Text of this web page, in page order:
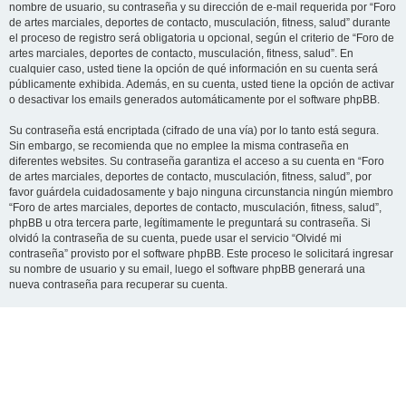
nombre de usuario, su contraseña y su dirección de e-mail requerida por “Foro
de artes marciales, deportes de contacto, musculación, fitness, salud” durante
el proceso de registro será obligatoria u opcional, según el criterio de “Foro de
artes marciales, deportes de contacto, musculación, fitness, salud”. En
cualquier caso, usted tiene la opción de qué información en su cuenta será
públicamente exhibida. Además, en su cuenta, usted tiene la opción de activar
o desactivar los emails generados automáticamente por el software phpBB.
Su contraseña está encriptada (cifrado de una vía) por lo tanto está segura.
Sin embargo, se recomienda que no emplee la misma contraseña en
diferentes websites. Su contraseña garantiza el acceso a su cuenta en “Foro
de artes marciales, deportes de contacto, musculación, fitness, salud”, por
favor guárdela cuidadosamente y bajo ninguna circunstancia ningún miembro
“Foro de artes marciales, deportes de contacto, musculación, fitness, salud”,
phpBB u otra tercera parte, legítimamente le preguntará su contraseña. Si
olvidó la contraseña de su cuenta, puede usar el servicio “Olvidé mi
contraseña” provisto por el software phpBB. Este proceso le solicitará ingresar
su nombre de usuario y su email, luego el software phpBB generará una
nueva contraseña para recuperar su cuenta.